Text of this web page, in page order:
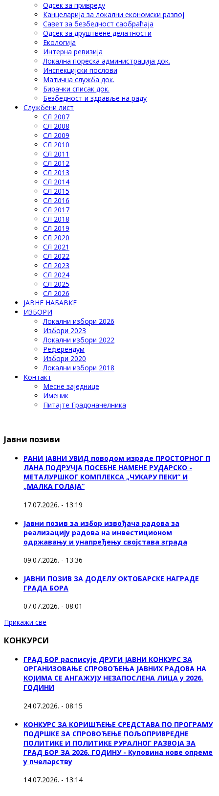
Одсек за привреду
Канцеларија за локални економски развој
Савет за безбедност саобраћаја
Одсек за друштвене делатности
Eкологија
Интерна ревизија
Локална пореска администрација док.
Инспекцијски послови
Матична служба док.
Бирачки списак док.
Безбедност и здравље на раду
Службени лист
СЛ 2007
СЛ 2008
СЛ 2009
СЛ 2010
СЛ 2011
СЛ 2012
СЛ 2013
СЛ 2014
СЛ 2015
СЛ 2016
СЛ 2017
СЛ 2018
СЛ 2019
СЛ 2020
СЛ 2021
СЛ 2022
СЛ 2023
СЛ 2024
СЛ 2025
СЛ 2026
ЈАВНЕ НАБАВКЕ
ИЗБОРИ
Локални избори 2026
Избори 2023
Локални избори 2022
Референдум
Избори 2020
Локални избори 2018
Контакт
Месне заједнице
Именик
Питајте Градоначелника
Јавни позиви
РАНИ ЈАВНИ УВИД поводом израде ПРОСТОРНОГ П
ЛАНА ПОДРУЧЈА ПОСЕБНЕ НАМЕНЕ РУДАРСКО -
МЕТАЛУРШКОГ КОМПЛЕКСА „ЧУКАРУ ПЕКИ” И
„МАЛКА ГОЛАЈА”
17.07.2026. - 13:19
Јавни позив за избор извођача радова за
реализацију радова на инвестиционом
одржавању и унапређењу својстава зграда
09.07.2026. - 13:36
ЈАВНИ ПОЗИВ ЗА ДОДЕЛУ ОКТOБАРСКЕ НАГРАДЕ
ГРАДА БОРА
07.07.2026. - 08:01
Прикажи све
КОНКУРСИ
ГРАД БОР расписује ДРУГИ ЈАВНИ КОНКУРС ЗА
ОРГАНИЗОВАЊЕ СПРОВОЂЕЊА ЈАВНИХ РАДОВА НА
КОЈИМА СЕ АНГАЖУЈУ НЕЗАПОСЛЕНА ЛИЦА у 2026.
ГОДИНИ
24.07.2026. - 08:15
КОНКУРС ЗА КОРИШЋЕЊЕ СРЕДСТАВА ПО ПРОГРАМУ
ПОДРШКЕ ЗА СПРОВОЂЕЊЕ ПОЉОПРИВРЕДНЕ
ПОЛИТИКЕ И ПОЛИТИКЕ РУРАЛНОГ РАЗВОЈА ЗА
ГРАД БОР ЗА 2026. ГОДИНУ - Куповина нове опреме
у пчеларству
14.07.2026. - 13:14